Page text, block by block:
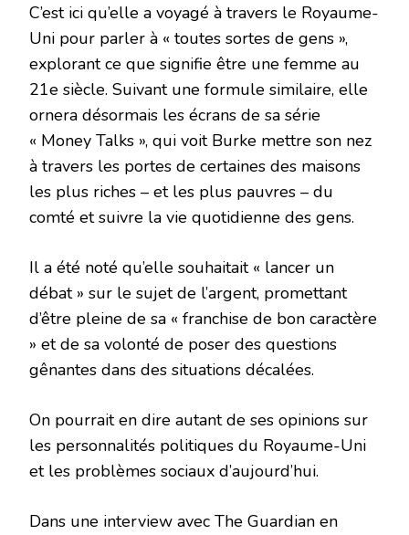
C’est ici qu’elle a voyagé à travers le Royaume-
Uni pour parler à « toutes sortes de gens »,
explorant ce que signifie être une femme au
21e siècle. Suivant une formule similaire, elle
ornera désormais les écrans de sa série
« Money Talks », qui voit Burke mettre son nez
à travers les portes de certaines des maisons
les plus riches – et les plus pauvres – du
comté et suivre la vie quotidienne des gens.
Il a été noté qu’elle souhaitait « lancer un
débat » sur le sujet de l’argent, promettant
d’être pleine de sa « franchise de bon caractère
» et de sa volonté de poser des questions
gênantes dans des situations décalées.
On pourrait en dire autant de ses opinions sur
les personnalités politiques du Royaume-Uni
et les problèmes sociaux d’aujourd’hui.
Dans une interview avec The Guardian en